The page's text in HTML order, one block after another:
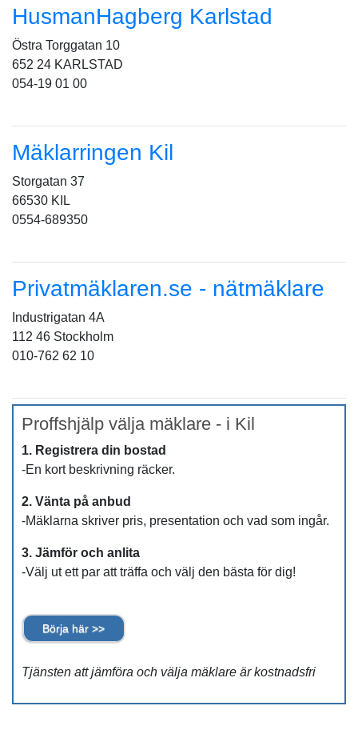
HusmanHagberg Karlstad
Östra Torggatan 10
652 24 KARLSTAD
054-19 01 00
Mäklarringen Kil
Storgatan 37
66530 KIL
0554-689350
Privatmäklaren.se - nätmäklare
Industrigatan 4A
112 46 Stockholm
010-762 62 10
Proffshjälp välja mäklare - i Kil
1. Registrera din bostad
-En kort beskrivning räcker.
2. Vänta på anbud
-Mäklarna skriver pris, presentation och vad som ingår.
3. Jämför och anlita
-Välj ut ett par att träffa och välj den bästa för dig!
Börja här >>
Tjänsten att jämföra och välja mäklare är kostnadsfri